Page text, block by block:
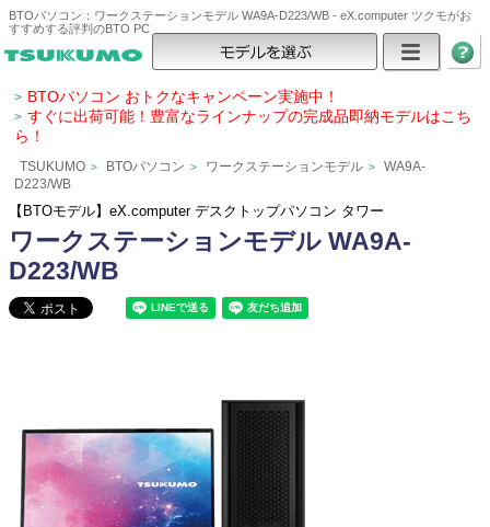
BTOパソコン：ワークステーションモデル WA9A-D223/WB - eX.computer ツクモがお
すすめする評判のBTO PC
> BTOパソコン おトクなキャンペーン実施中！
> すぐに出荷可能！豊富なラインナップの完成品即納モデルはこち
ら！
TSUKUMO > BTOパソコン > ワークステーションモデル >
WA9A-
D223/WB
【BTOモデル】eX.computer デスクトップパソコン タワー
ワークステーションモデル WA9A-
D223/WB